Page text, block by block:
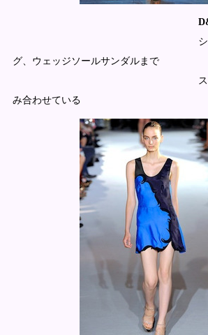
ショートパン
グ、ウェッジソールサンダルまで
スカーフプリ
み合わせている